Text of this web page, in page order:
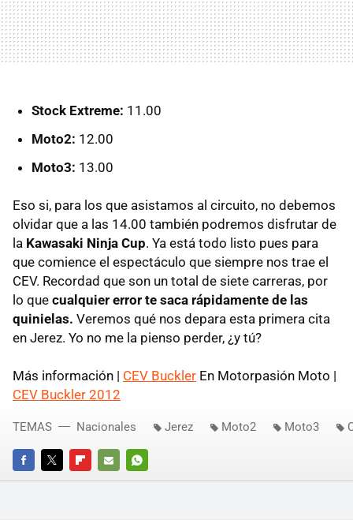
Stock Extreme: 11.00
Moto2: 12.00
Moto3: 13.00
Eso si, para los que asistamos al circuito, no debemos
olvidar que a las 14.00 también podremos disfrutar de
la Kawasaki Ninja Cup. Ya está todo listo pues para
que comience el espectáculo que siempre nos trae el
CEV. Recordad que son un total de siete carreras, por
lo que cualquier error te saca rápidamente de las
quinielas. Veremos qué nos depara esta primera cita
en Jerez. Yo no me la pienso perder, ¿y tú?
Más información | CEV Buckler En Motorpasión Moto |
CEV Buckler 2012
FACEBOOKTWITTERFLIPBOARD
E-
WHATSAPP
TEMAS Nacionales Jerez Moto2 Moto3